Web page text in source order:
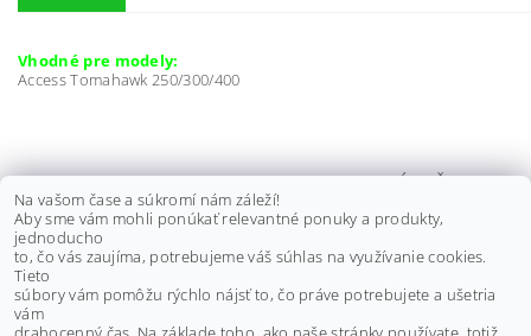
Vhodné pre modely:
Access Tomahawk 250/300/400
TESNENIE POD VEKO NÁDRŽE
ACCESS TOMAHAWK 250, 300,
400, MAX 4, 5, 93502-A03-001
€4,10 bez DPH
€5
Na vašom čase a súkromí nám záleží!
Aby sme vám mohli ponúkať relevantné ponuky a produkty,
jednoducho
to, čo vás zaujíma, potrebujeme váš súhlas na využívanie cookies.
Tieto
súbory vám pomôžu rýchlo nájsť to, čo práve potrebujete a ušetria
vám